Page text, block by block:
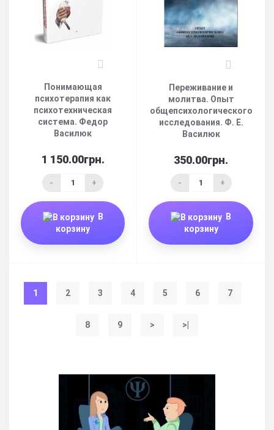
Понимающая
психотерапия как
психотехническая
система. Федор
Василюк
1 150.00грн.
- +
В
корзину
Переживание и
молитва. Опыт
общепсихологического
исследования. Ф. Е.
Василюк
350.00грн.
- +
В
корзину
1 2 3 4 5 6 7
8 9 > >|